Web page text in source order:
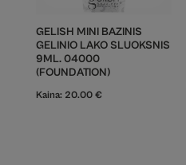
GELISH MINI BAZINIS
GELINIO LAKO SLUOKSNIS
9ML. 04000
(FOUNDATION)
Kaina: 20.00 €